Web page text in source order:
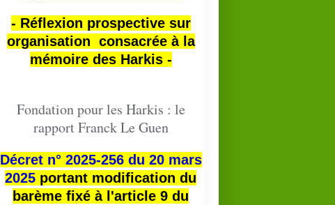
- Réflexion prospective sur
organisation consacrée à la
mémoire des Harkis -
Fondation pour les Harkis : le
rapport Franck Le Guen
Décret n° 2025-256 du 20 mars
2025 portant modification du
barème fixé à l'article 9 du